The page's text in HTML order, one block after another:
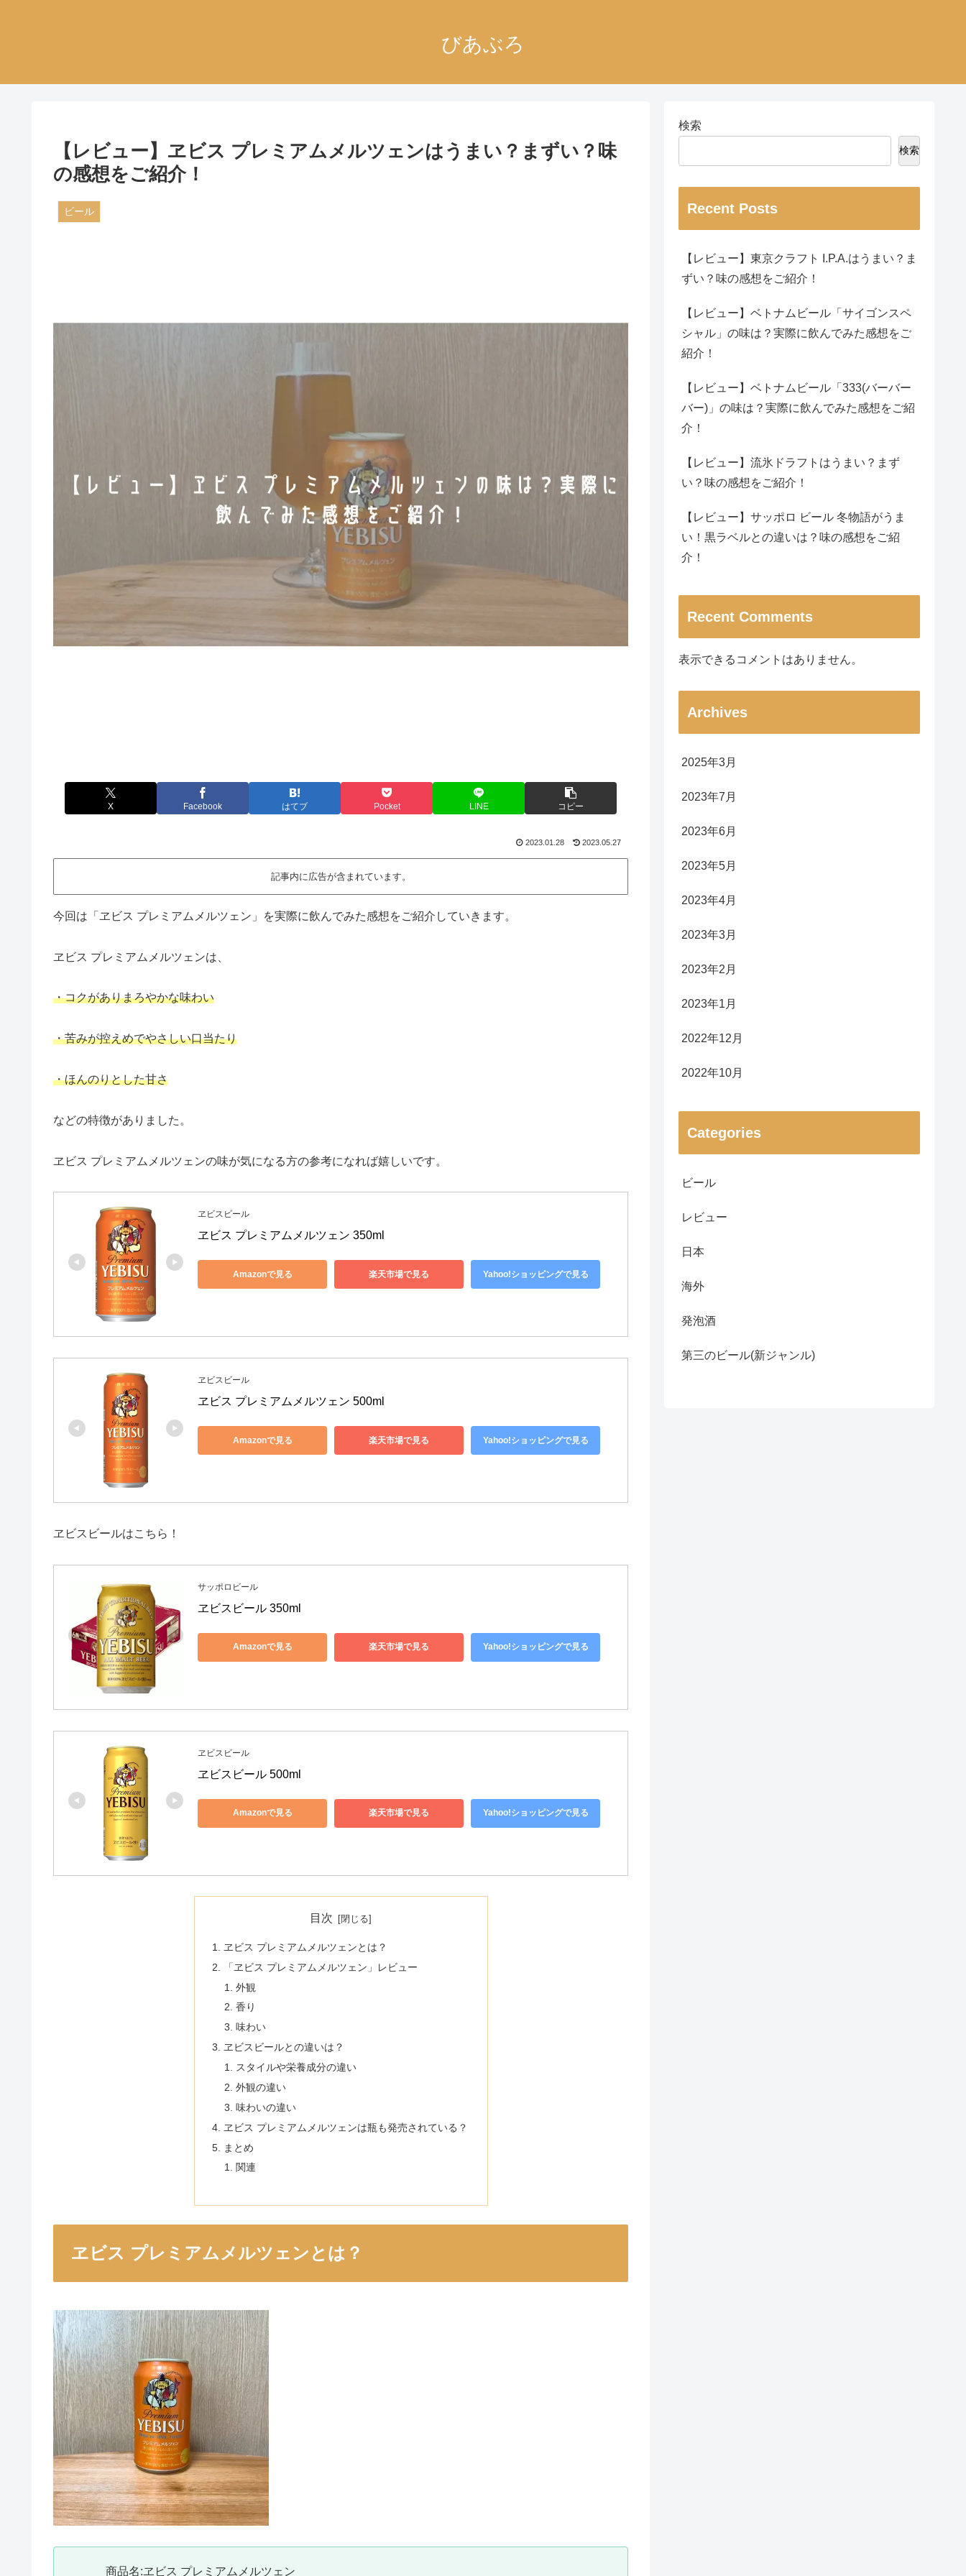
びあぶろ
【レビュー】ヱビス プレミアムメルツェンはうまい？まずい？味
の感想をご紹介！
ビール
X Facebook はてブ Pocket LINE コピー
2023.01.28 2023.05.27
記事内に広告が含まれています。
今回は「ヱビス プレミアムメルツェン」を実際に飲んでみた感想をご紹介していきます。
ヱビス プレミアムメルツェンは、
・コクがありまろやかな味わい
・苦みが控えめでやさしい口当たり
・ほんのりとした甘さ
などの特徴がありました。
ヱビス プレミアムメルツェンの味が気になる方の参考になれば嬉しいです。
ヱビスビール
ヱビス プレミアムメルツェン 350ml
Amazonで見る 楽天市場で見る Yahoo!ショッピングで見る
ヱビスビール
ヱビス プレミアムメルツェン 500ml
Amazonで見る 楽天市場で見る Yahoo!ショッピングで見る
ヱビスビールはこちら！
サッポロビール
ヱビスビール 350ml
Amazonで見る 楽天市場で見る Yahoo!ショッピングで見る
ヱビスビール
ヱビスビール 500ml
Amazonで見る 楽天市場で見る Yahoo!ショッピングで見る
目次
ヱビス プレミアムメルツェンとは？
「ヱビス プレミアムメルツェン」レビュー
外観
香り
味わい
ヱビスビールとの違いは？
スタイルや栄養成分の違い
外観の違い
味わいの違い
ヱビス プレミアムメルツェンは瓶も発売されている？
まとめ
関連
ヱビス プレミアムメルツェンとは？
商品名:ヱビス プレミアムメルツェン
検索
検索
Recent Posts
【レビュー】東京クラフト I.P.A.はうまい？ま
ずい？味の感想をご紹介！
【レビュー】ベトナムビール「サイゴンスペ
シャル」の味は？実際に飲んでみた感想をご
紹介！
【レビュー】ベトナムビール「333(バーバー
バー)」の味は？実際に飲んでみた感想をご紹
介！
【レビュー】流氷ドラフトはうまい？まず
い？味の感想をご紹介！
【レビュー】サッポロ ビール 冬物語がうま
い！黒ラベルとの違いは？味の感想をご紹
介！
Recent Comments
表示できるコメントはありません。
Archives
2025年3月
2023年7月
2023年6月
2023年5月
2023年4月
2023年3月
2023年2月
2023年1月
2022年12月
2022年10月
Categories
ビール
レビュー
日本
海外
発泡酒
第三のビール(新ジャンル)